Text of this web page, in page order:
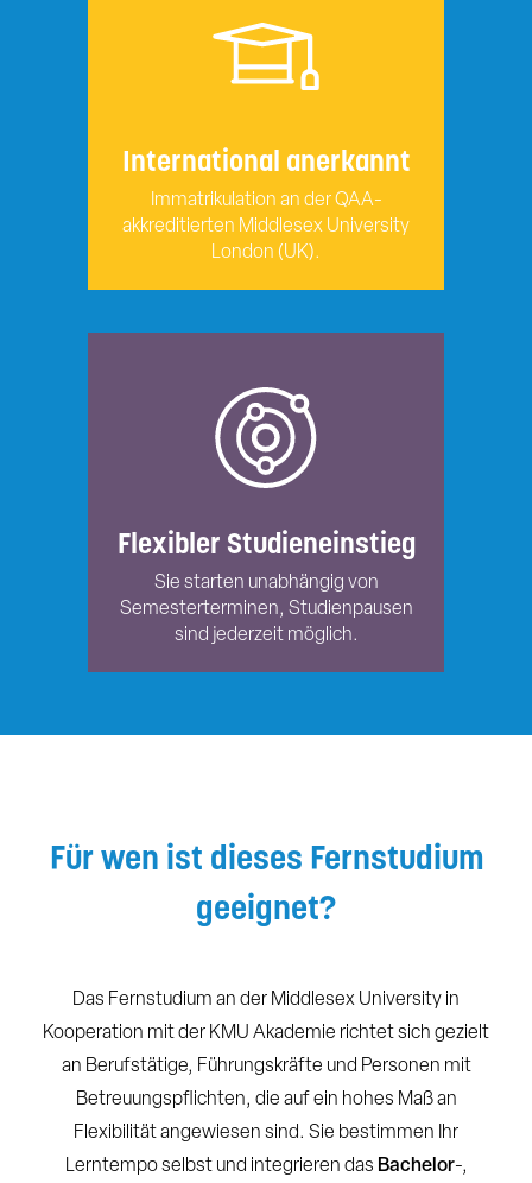
International anerkannt
Immatrikulation an der QAA-
akkreditierten Middlesex University
London (UK).
Flexibler Studieneinstieg
Sie starten unabhängig von
Semesterterminen, Studienpausen
sind jederzeit möglich.
Für wen ist dieses Fernstudium
geeignet?
Das Fernstudium an der Middlesex University in
Kooperation mit der KMU Akademie richtet sich gezielt
an Berufstätige, Führungskräfte und Personen mit
Betreuungspflichten, die auf ein hohes Maß an
Flexibilität angewiesen sind. Sie bestimmen Ihr
Lerntempo selbst und integrieren das Bachelor-,